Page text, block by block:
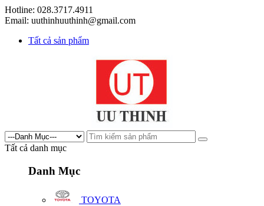
Hotline: 028.3717.4911
Email: uuthinhuuthinh@gmail.com
Tất cả sản phẩm
Tất cả danh mục
Danh Mục
TOYOTA